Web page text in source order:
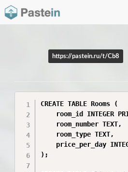
https://pastein.ru/t/Cb8
CREATE TABLE Rooms (
room_id INTEGER
    room_number TEXT,
    room_type TEXT,
price_per_day
);